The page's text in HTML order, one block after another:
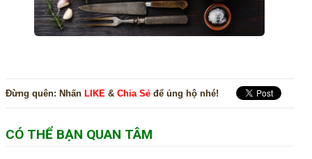
Đừng quên: Nhấn LIKE & Chia Sẻ để ủng hộ nhé!
CÓ THỂ BẠN QUAN TÂM